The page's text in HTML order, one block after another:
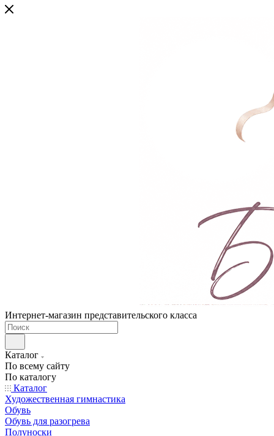
Интернет-магазин представительского класса
Каталог
По всему сайту
По каталогу
Каталог
Художественная гимнастика
Обувь
Обувь для разогрева
Полуноски